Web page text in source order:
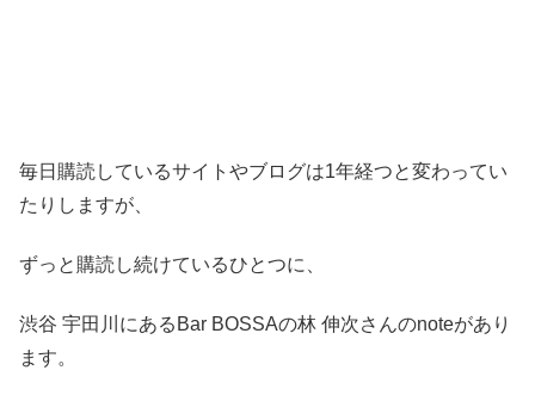
毎日購読しているサイトやブログは1年経つと変わってい
たりしますが、
ずっと購読し続けているひとつに、
渋谷 宇田川にあるBar BOSSAの林 伸次さんのnoteがあり
ます。